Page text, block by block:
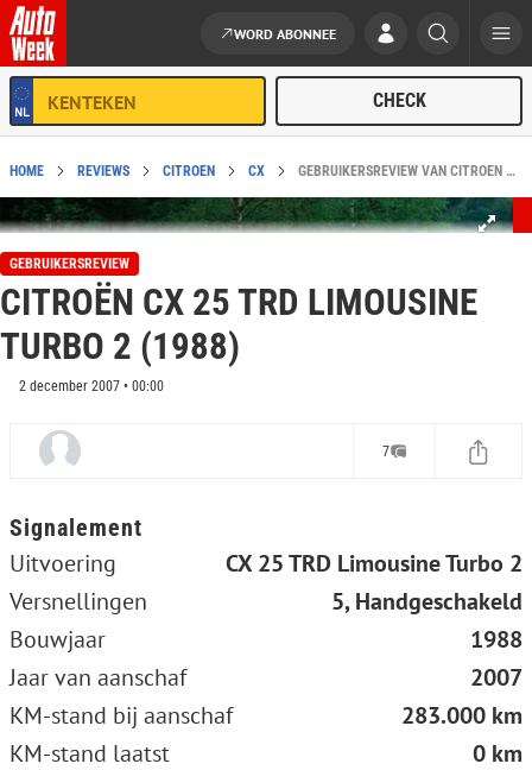
Ga naar de inhoud
WORD ABONNEE
HOME REVIEWS CITROEN CX GEBRUIKERSREVIEW VAN CITROËN CX 25 TRD LIMOUSINE TURBO 2 (1988)
GEBRUIKERSREVIEW
CITROËN CX 25 TRD LIMOUSINE
TURBO 2 (1988)
2 december 2007 • 00:00
7
Signalement
Uitvoering
CX 25 TRD Limousine Turbo 2
Versnellingen
5, Handgeschakeld
Bouwjaar
1988
Jaar van aanschaf
2007
KM-stand bij aanschaf
283.000 km
KM-stand laatst
0 km